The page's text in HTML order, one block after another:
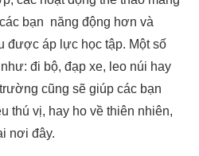
bạn năng động hơn và
được áp lực học tập. Một số
đi bộ, đạp xe, leo núi hay
cũng sẽ giúp các bạn
thú vị, hay ho về thiên nhiên,
nơi đây.